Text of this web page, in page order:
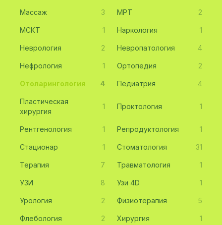
Массаж 3 МРТ 2
МСКТ 1 Наркология 1
Неврология 2 Невропатология 4
Нефрология 1 Ортопедия 2
Отоларингология 4 Педиатрия 4
Пластическая
хирургия
1 Проктология 1
Рентгенология 1 Репродуктология 1
Стационар 1 Стоматология 31
Терапия 7 Травматология 1
УЗИ 8 Узи 4D 1
Урология 2 Физиотерапия 5
Флебология 2 Хирургия 1